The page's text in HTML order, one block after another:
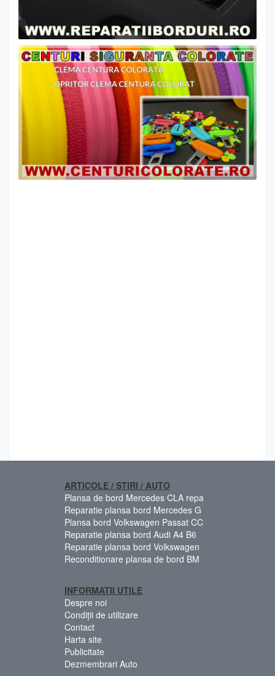
ARTICOLE / STIRI / AUTO
Plansa de bord Mercedes CLA repa
Reparatie plansa bord Mercedes G
Plansa bord Volkswagen Passat CC
Reparatie plansa bord Audi A4 B6
Reparatie plansa bord Volkswagen
Reconditionare plansa de bord BM
INFORMATII UTILE
Despre noi
Condiții de utilizare
Contact
Harta site
Publicitate
Dezmembrari Auto